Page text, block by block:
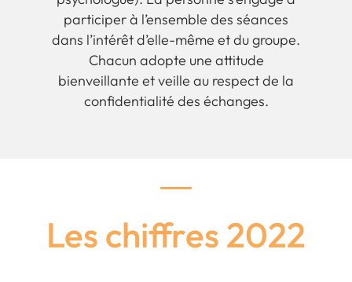
participer à l’ensemble des séances
dans l’intérêt d’elle-même et du groupe.
Chacun adopte une attitude
bienveillante et veille au respect de la
confidentialité des échanges.
Les chiffres 2022